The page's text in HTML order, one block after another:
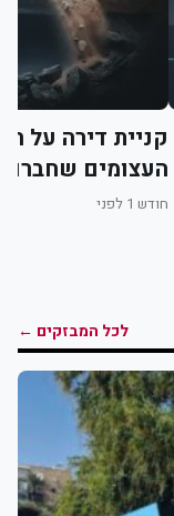
קניית דירה על
העצומים
להסתיר
חודש 1 לפני
לכל המבזקים ←